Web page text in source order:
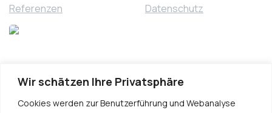
Wir schätzen Ihre Privatsphäre
Cookies werden zur Benutzerführung und Webanalyse
Referenzen Datenschutz